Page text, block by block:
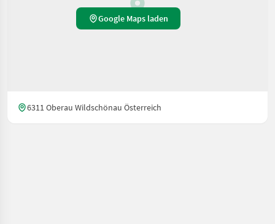
Google Maps laden
6311 Oberau Wildschönau Österreich